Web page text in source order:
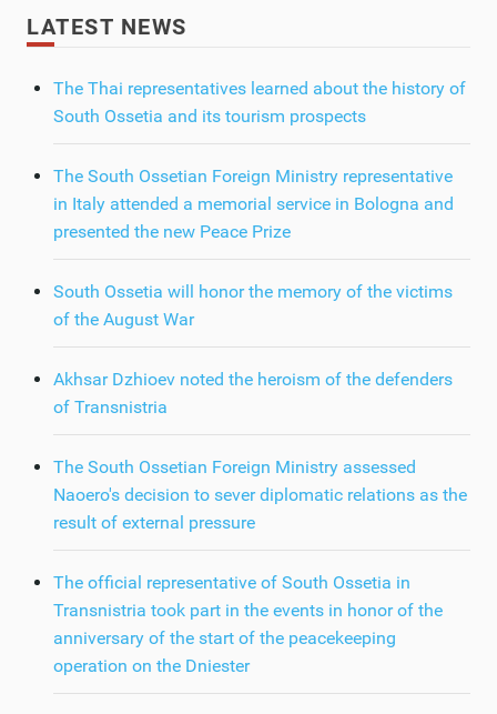
LATEST NEWS
The Thai representatives learned about the history of
South Ossetia and its tourism prospects
The South Ossetian Foreign Ministry representative
in Italy attended a memorial service in Bologna and
presented the new Peace Prize
South Ossetia will honor the memory of the victims
of the August War
Akhsar Dzhioev noted the heroism of the defenders
of Transnistria
The South Ossetian Foreign Ministry assessed
Naoero's decision to sever diplomatic relations as the
result of external pressure
The official representative of South Ossetia in
Transnistria took part in the events in honor of the
anniversary of the start of the peacekeeping
operation on the Dniester